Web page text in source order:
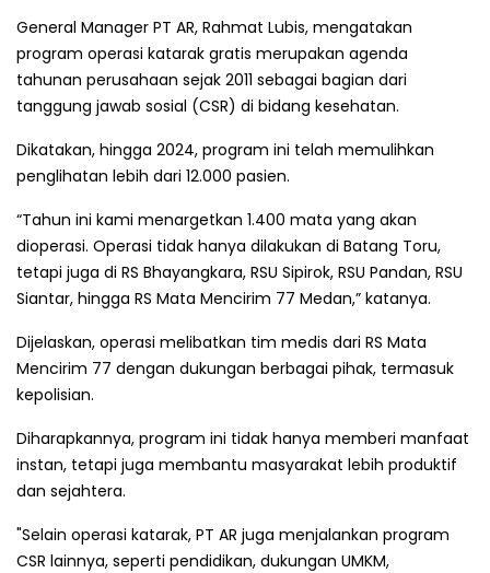
General Manager PT AR, Rahmat Lubis, mengatakan
program operasi katarak gratis merupakan agenda
tahunan perusahaan sejak 2011 sebagai bagian dari
tanggung jawab sosial (CSR) di bidang kesehatan.
Dikatakan, hingga 2024, program ini telah memulihkan
penglihatan lebih dari 12.000 pasien.
“Tahun ini kami menargetkan 1.400 mata yang akan
dioperasi. Operasi tidak hanya dilakukan di Batang Toru,
tetapi juga di RS Bhayangkara, RSU Sipirok, RSU Pandan, RSU
Siantar, hingga RS Mata Mencirim 77 Medan,” katanya.
Dijelaskan, operasi melibatkan tim medis dari RS Mata
Mencirim 77 dengan dukungan berbagai pihak, termasuk
kepolisian.
Diharapkannya, program ini tidak hanya memberi manfaat
instan, tetapi juga membantu masyarakat lebih produktif
dan sejahtera.
"Selain operasi katarak, PT AR juga menjalankan program
CSR lainnya, seperti pendidikan, dukungan UMKM,